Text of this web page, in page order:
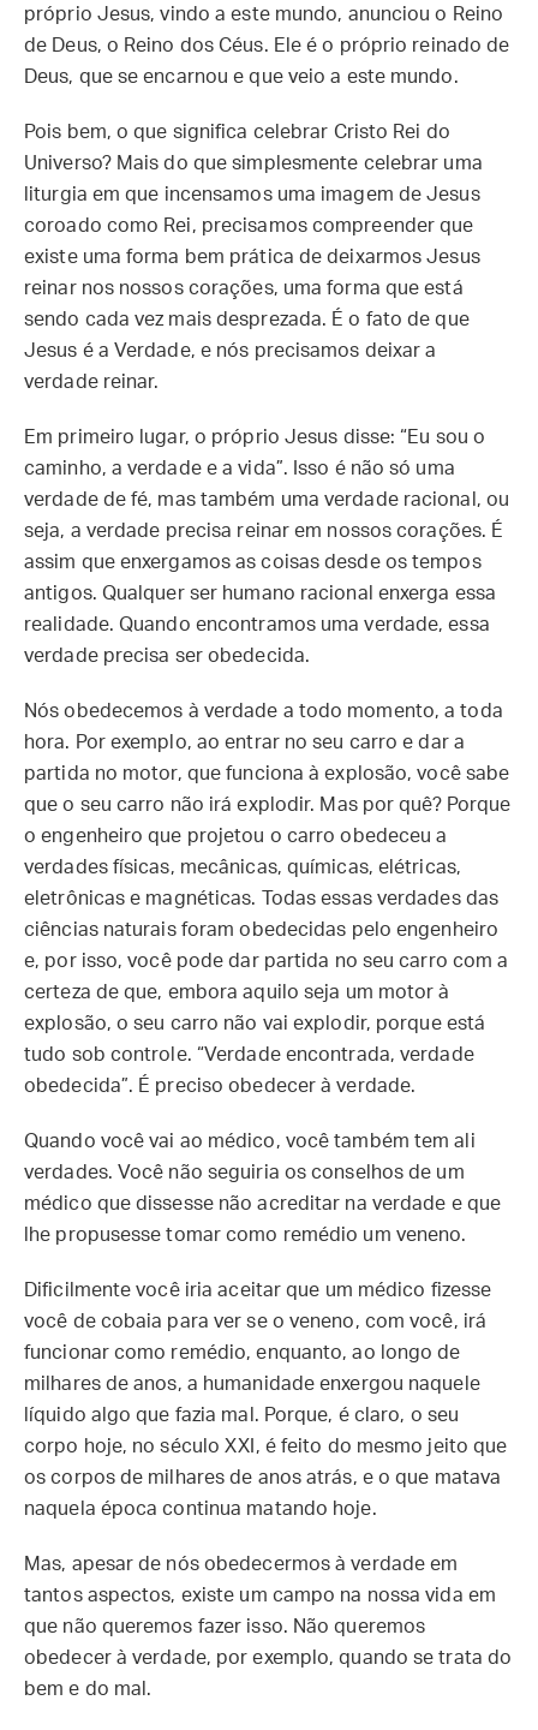
próprio Jesus, vindo a este mundo, anunciou o Reino
de Deus, o Reino dos Céus. Ele é o próprio reinado de
Deus, que se encarnou e que veio a este mundo.
Pois bem, o que significa celebrar Cristo Rei do
Universo? Mais do que simplesmente celebrar uma
liturgia em que incensamos uma imagem de Jesus
coroado como Rei, precisamos compreender que
existe uma forma bem prática de deixarmos Jesus
reinar nos nossos corações, uma forma que está
sendo cada vez mais desprezada. É o fato de que
Jesus é a Verdade, e nós precisamos deixar a
verdade reinar.
Em primeiro lugar, o próprio Jesus disse: “Eu sou o
caminho, a verdade e a vida”. Isso é não só uma
verdade de fé, mas também uma verdade racional, ou
seja, a verdade precisa reinar em nossos corações. É
assim que enxergamos as coisas desde os tempos
antigos. Qualquer ser humano racional enxerga essa
realidade. Quando encontramos uma verdade, essa
verdade precisa ser obedecida.
Nós obedecemos à verdade a todo momento, a toda
hora. Por exemplo, ao entrar no seu carro e dar a
partida no motor, que funciona à explosão, você sabe
que o seu carro não irá explodir. Mas por quê? Porque
o engenheiro que projetou o carro obedeceu a
verdades físicas, mecânicas, químicas, elétricas,
eletrônicas e magnéticas. Todas essas verdades das
ciências naturais foram obedecidas pelo engenheiro
e, por isso, você pode dar partida no seu carro com a
certeza de que, embora aquilo seja um motor à
explosão, o seu carro não vai explodir, porque está
tudo sob controle. “Verdade encontrada, verdade
obedecida”. É preciso obedecer à verdade.
Quando você vai ao médico, você também tem ali
verdades. Você não seguiria os conselhos de um
médico que dissesse não acreditar na verdade e que
lhe propusesse tomar como remédio um veneno.
Dificilmente você iria aceitar que um médico fizesse
você de cobaia para ver se o veneno, com você, irá
funcionar como remédio, enquanto, ao longo de
milhares de anos, a humanidade enxergou naquele
líquido algo que fazia mal. Porque, é claro, o seu
corpo hoje, no século XXI, é feito do mesmo jeito que
os corpos de milhares de anos atrás, e o que matava
naquela época continua matando hoje.
Mas, apesar de nós obedecermos à verdade em
tantos aspectos, existe um campo na nossa vida em
que não queremos fazer isso. Não queremos
obedecer à verdade, por exemplo, quando se trata do
bem e do mal.